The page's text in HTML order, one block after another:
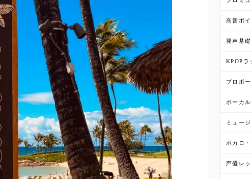
高音ボ
発声基
KPOPラ
プロボ
ボーカ
ミュー
ボカロ
声優レッ